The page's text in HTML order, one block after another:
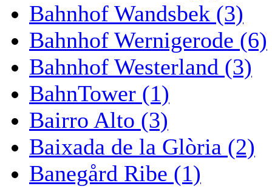
Bahnhof Wandsbek (3)
Bahnhof Wernigerode (6)
Bahnhof Westerland (3)
BahnTower (1)
Bairro Alto (3)
Baixada de la Glòria (2)
Banegård Ribe (1)